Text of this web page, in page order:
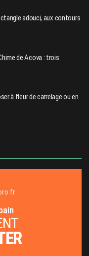
adouci, aux contours
de Acova : trois
à fleur de carrelage ou en